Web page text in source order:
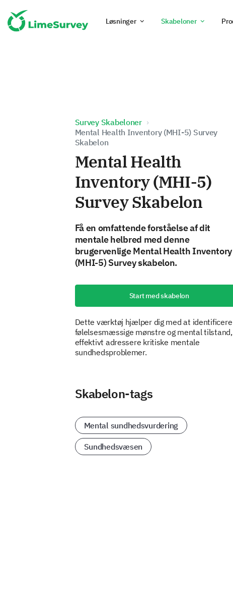
Løsninger Skabeloner
Survey Skabeloner
Mental Health Inventory (MHI-5) Survey
Skabelon
Mental Health
Inventory (MHI-5)
Survey Skabelon
Få en omfattende forståelse af dit
mentale helbred med denne
brugervenlige Mental Health Inventory
(MHI-5) Survey skabelon.
Start med skabelon
Dette værktøj hjælper dig med at identificere
følelsesmæssige mønstre og mental
effektivt adressere kritiske mentale
sundhedsproblemer.
Skabelon-tags
Mental sundhedsvurdering
Sundhedsvæsen